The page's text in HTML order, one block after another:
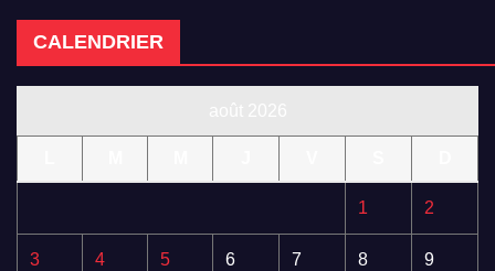
CALENDRIER
1 2
3 4 5 6 7 8 9